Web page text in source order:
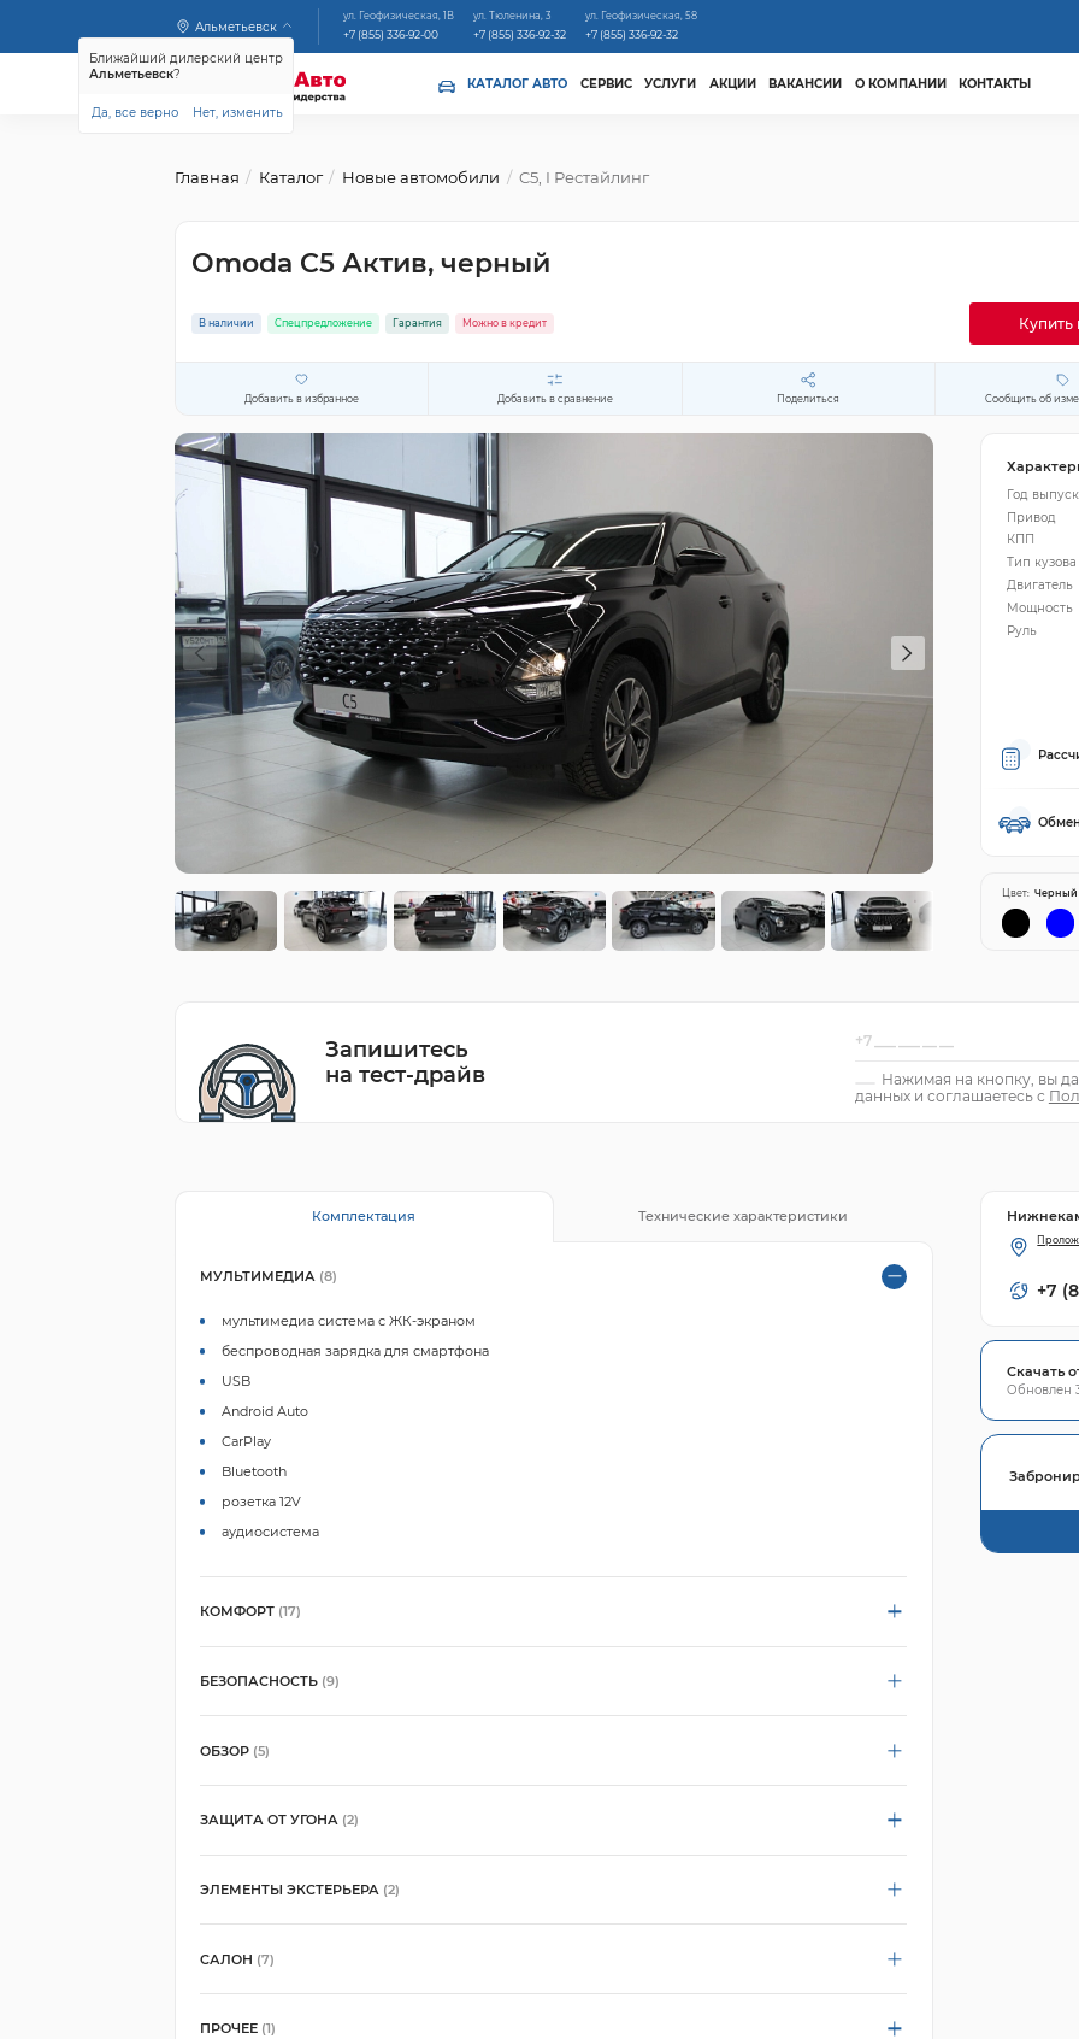
Альметьевск
Ближайший дилерский центр
Альметьевск?
Да, все верно Нет, изменить
ул. Геофизическая, 1В
+7 (855) 336-92-00
ул. Тюленина, 3
+7 (855) 336-92-32
ул. Геофизическая, 58
+7 (855) 336-92-32
КАТАЛОГ АВТО СЕРВИС УСЛУГИ АКЦИИ ВАКАНСИИ О КОМПАНИИ КОНТАКТЫ
Главная Каталог Новые автомобили C5, I Рестайлинг
Omoda C5 Актив, черный
В наличии Спецпредложение Гарантия Можно в кредит Купить
Добавить в избранное Добавить в сравнение Поделиться Сообщить об
Год
Привод
КПП
Тип кузова
Двигатель
Мощность
Руль
Цвет: Черный
Запишитесь
на тест-драйв
Нажимая на кнопку, вы
данных и соглашаетесь с
Комплектация Технические характеристики
МУЛЬТИМЕДИА (8)
мультимедиа система с ЖК-экраном
беспроводная зарядка для смартфона
USB
Android Auto
CarPlay
Bluetooth
розетка 12V
аудиосистема
КОМФОРТ (17)
БЕЗОПАСНОСТЬ (9)
ОБЗОР (5)
ЗАЩИТА ОТ УГОНА (2)
ЭЛЕМЕНТЫ ЭКСТЕРЬЕРА (2)
САЛОН (7)
ПРОЧЕЕ (1)
+7
Скачать
Обновлен